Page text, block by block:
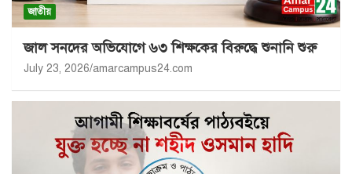
জাতীয়
জাল সনদের অভিযোগে ৬৩ শিক্ষকের বিরুদ্ধে শুনানি শুরু
July 23, 2026 amarcampus24.com